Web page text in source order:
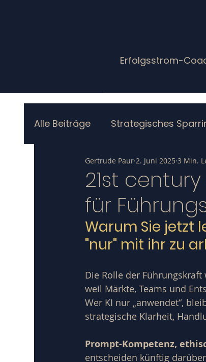
Erfolgsstrom-
Alle Beiträge Strategisches
21st
für
Gertrude Paur 2. Juni 2025 3 Min.
Warum Sie jetzt
"nur" mit ihr zu
Die Rolle der
weil Märkte, Teams und
Wer KI nur „anwendet“,
strategische Klarheit,
Prompt-Kompetenz,
entscheiden künftig